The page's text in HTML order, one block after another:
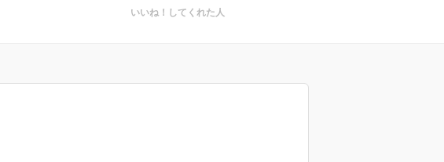
いいね！してくれた人